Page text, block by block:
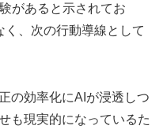
があると示されてお
、次の行動導線として
の効率化にAIが浸透しつ
も現実的になっているた